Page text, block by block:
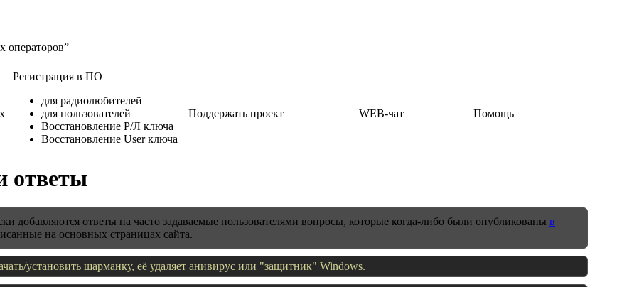
операторов”
Регистрация в ПО
для радиолюбителей
для пользователей
Восстановление Р/Л ключа
Восстановление User ключа
Поддержать проект WEB-чат Помощь
ответы
добавляются ответы на часто задаваемые пользователями вопросы, которые когда-либо были опубликованы в
на основных страницах сайта.
установить шарманку, её удаляет анивирус или "защитник" Windows.